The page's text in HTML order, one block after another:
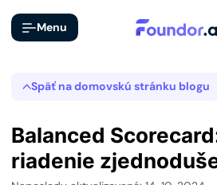
Menu
Späť na domovskú stránku blogu
Balanced
riadenie